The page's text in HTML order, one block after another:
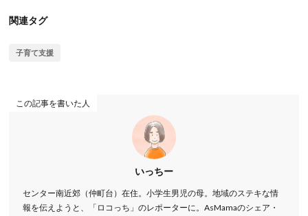
関連タグ
子育て支援
この記事を書いた人
いっちー
センター南近郊（仲町台）在住。小学生男児の母。地域のステキな情
報を伝えようと、「ロコっち」のレポーターに。AsMamaのシェア・